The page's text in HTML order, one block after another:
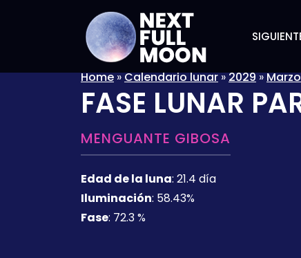
Home»Calendario lunar»2029»Marzo
FASE LUNAR
MENGUANTE GIBOSA
Edad de la luna: 21.4 día
Iluminación: 58.43%
Fase: 72.3 %